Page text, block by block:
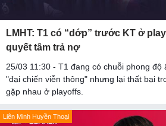
LMHT: T1 có “dớp” trước KT ở
quyết tâm trả nợ
25/03 11:30 - T1 đang có chuỗi phong
"đại chiến viễn thông" nhưng lại thất bại
gặp nhau ở playoffs.
Liên Minh Huyền Thoại